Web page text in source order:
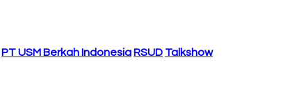
PT USM Berkah Indonesia RSUD Talkshow